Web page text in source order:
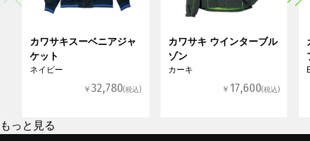
カワサキスーベニアジャ
ケット
ネイビー
￥32,780(税込)
カワサキ ウインターブル
ゾン
カーキ
￥ 17,600(税込)
もっと見る